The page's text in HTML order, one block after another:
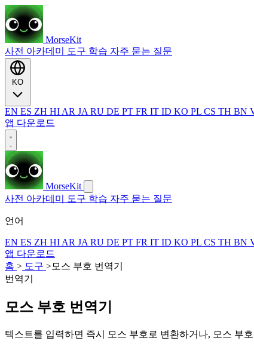
MorseKit
사전 아카데미 도구 학습 자주 묻는 질문
EN ES ZH HI AR JA RU DE PT FR IT ID KO PL CS TH BN
앱 다운로드
MorseKit
사전 아카데미 도구 학습 자주 묻는 질문
언어
EN ES ZH HI AR JA RU DE PT FR IT ID KO PL CS TH BN
앱 다운로드
홈 > 도구 >모스 부호 번역기
번역기
모스 부호 번역기
텍스트를 입력하면 즉시 모스 부호로 변환하거나, 모스 부